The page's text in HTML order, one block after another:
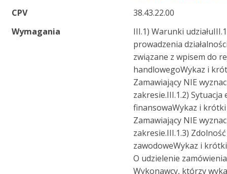
CPV
38.43.22.00
Wymagania
III.1) Warunki
prowadzenia
związane z wpisem do
handlowegoWykaz i
Zamawiający NIE
zakresie.III.1.2)
finansowaWykaz i
Zamawiający NIE
zakresie.III.1.3)
zawodoweWykaz i
O udzielenie
Wykonawcy, którzy